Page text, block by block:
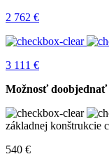
2 762 €
3 111 €
Možnosť doobjednať
základnej konštrukcie
540 €